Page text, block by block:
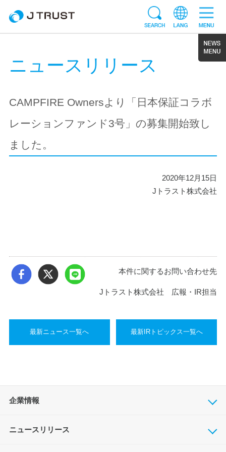
ニュースリリース
CAMPFIRE Ownersより「日本保証コラボ
レーションファンド3号」の募集開始致し
ました。
2020年12月15日
Jトラスト株式会社
本件に関するお問い合わせ先
Jトラスト株式会社 広報・IR担当
最新ニュース一覧へ 最新IRトピックス一覧へ
企業情報
ニュースリリース